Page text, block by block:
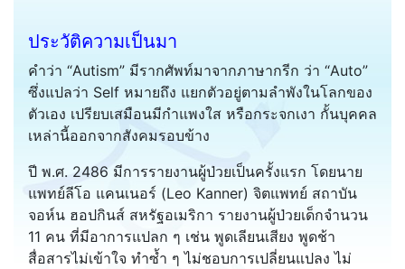
ประวัติความเป็นมา
คำว่า “Autism” มีรากศัพท์มาจากภาษากรีก ว่า “Auto”
ซึ่งแปลว่า Self หมายถึง แยกตัวอยู่ตามลำพังในโลกของ
ตัวเอง เปรียบเสมือนมีกำแพงใส หรือกระจกเงา กั้นบุคคล
เหล่านี้ออกจากสังคมรอบข้าง
ปี พ.ศ. 2486 มีการรายงานผู้ป่วยเป็นครั้งแรก โดยนาย
แพทย์ลีโอ แคนเนอร์ (Leo Kanner) จิตแพทย์ สถาบัน
จอห์น ฮอปกินส์ สหรัฐอเมริกา รายงานผู้ป่วยเด็กจำนวน
11 คน ที่มีอาการแปลก ๆ เช่น พูดเลียนเสียง พูดช้า
สื่อสารไม่เข้าใจ ทำซ้ำ ๆ ไม่ชอบการเปลี่ยนแปลง ไม่